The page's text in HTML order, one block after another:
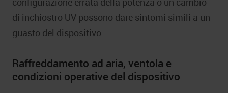
di inchiostro UV possono dare sintomi simili a un
guasto del dispositivo.
Raffreddamento ad aria, ventola e
condizioni operative del dispositivo